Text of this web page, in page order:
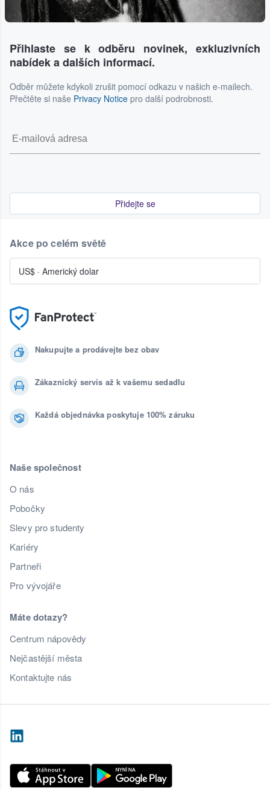
Přihlaste se k odběru novinek, exkluzivních
nabídek a dalších informací.
Odběr můžete kdykoli zrušit pomocí odkazu v našich e-mailech.
Přečtěte si naše Privacy Notice pro další podrobnosti.
Přidejte se
Nakupujte a prodávejte bez obav
Zákaznický servis až k vašemu sedadlu
Každá objednávka poskytuje 100% záruku
Naše společnost
O nás
Pobočky
Slevy pro studenty
Kariéry
Partneři
Pro vývojáře
Máte dotazy?
Centrum nápovědy
Nejčastější města
Kontaktujte nás
Akce po celém světě
US$ · Americký dolar